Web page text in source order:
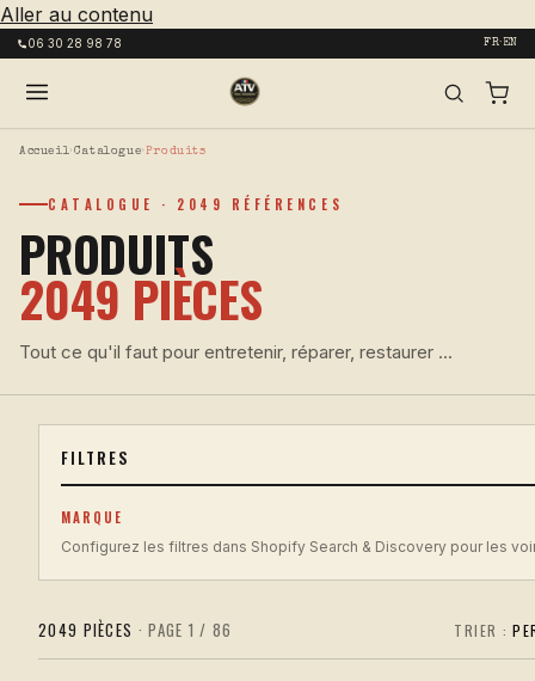
Aller au contenu
06 30 28 98 78 FR·EN
Accueil› Catalogue› Produits
CATALOGUE · 2049 RÉFÉRENCES
PRODUITS
2049 PIÈCES
Tout ce qu'il faut pour entretenir, réparer, restaurer ...
FILTRES
MARQUE
Configurez les filtres dans Shopify Search & Discovery pour les
2049 PIÈCES · PAGE 1 / 86 TRIER :